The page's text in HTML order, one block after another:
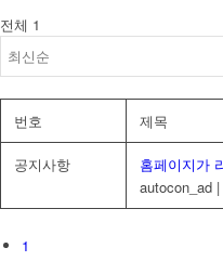
전체 1
번호 제목
공지사항
홈페이지가
autocon_ad |
1